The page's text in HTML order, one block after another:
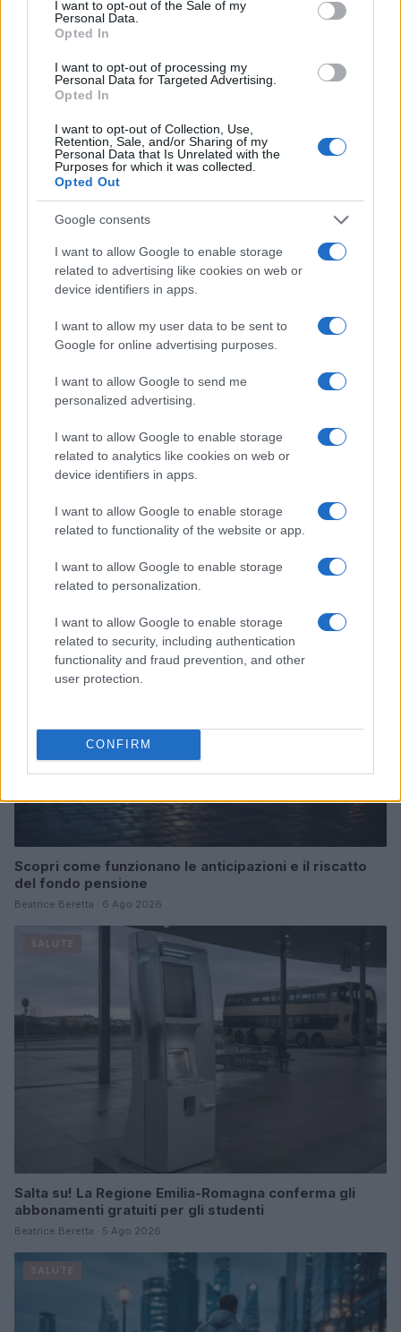
I want to opt-out of the Sale of my
Personal Data.
Opted In
I want to opt-out of processing my
Personal Data for Targeted Advertising.
Opted In
I want to opt-out of Collection, Use,
Retention, Sale, and/or Sharing of my
Personal Data that Is Unrelated with the
Purposes for which it was collected.
Opted Out
Google consents
I want to allow Google to enable storage
related to advertising like cookies on web or
device identifiers in apps.
I want to allow my user data to be sent to
Google for online advertising purposes.
I want to allow Google to send me
personalized advertising.
I want to allow Google to enable storage
related to analytics like cookies on web or
device identifiers in apps.
I want to allow Google to enable storage
related to functionality of the website or app.
I want to allow Google to enable storage
related to personalization.
I want to allow Google to enable storage
related to security, including authentication
functionality and fraud prevention, and other
user protection.
CONFIRM
piano sostenibile e sicuro.
AUTORE
Continua a leggere
SALUTE
Scopri come funzionano le anticipazioni e il riscatto
del fondo pensione
Beatrice Beretta · 6 Ago 2026
Salta su! La Regione Emilia-Romagna conferma gli
abbonamenti gratuiti per gli studenti
Beatrice Beretta · 5 Ago 2026